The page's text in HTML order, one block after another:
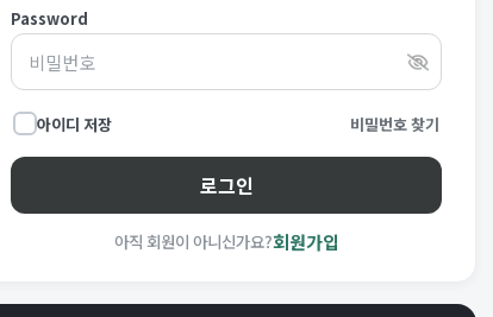
Password
아이디 저장 비밀번호 찾기
로그인
아직 회원이 아니신가요?회원가입